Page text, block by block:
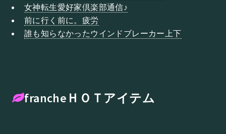
女神転生愛好家倶楽部通信♪
前に行く前に。疲労
誰も知らなかったウインドブレーカー上下
francheＨＯＴアイテム